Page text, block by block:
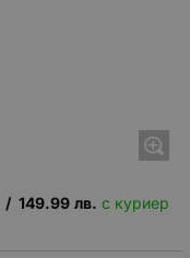
/ 149.99 лв. с куриер